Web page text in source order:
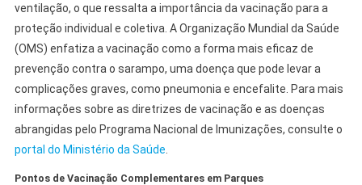
ventilação, o que ressalta a importância da vacinação para a
proteção individual e coletiva. A Organização Mundial da Saúde
(OMS) enfatiza a vacinação como a forma mais eficaz de
prevenção contra o sarampo, uma doença que pode levar a
complicações graves, como pneumonia e encefalite. Para mais
informações sobre as diretrizes de vacinação e as doenças
abrangidas pelo Programa Nacional de Imunizações, consulte o
portal do Ministério da Saúde
Pontos de Vacinação Complementares em Parques